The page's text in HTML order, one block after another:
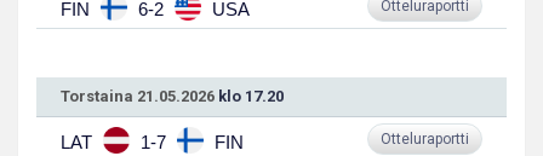
FIN 6-2 USA Otteluraportti
Torstaina 21.05.2026 klo 17.20
LAT 1-7 FIN Otteluraportti